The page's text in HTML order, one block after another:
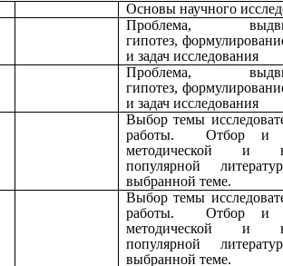
Основы научного
Проблема,
гипотез,
и задач исследования
Проблема,
гипотез,
и задач исследования
Выбор темы
работы.
Отбор и
методической и
популярной
выбранной теме.
Выбор темы
работы.
Отбор и
методической и
популярной
выбранной теме.